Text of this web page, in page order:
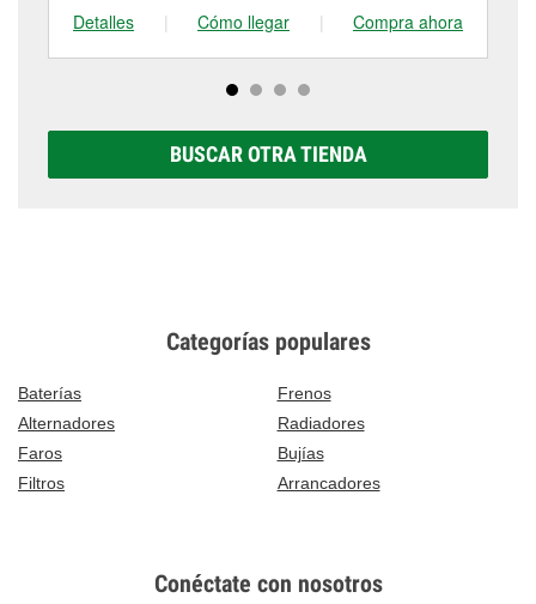
Detalles
| Cómo llegar | Compra ahora
BUSCAR OTRA TIENDA
Categorías populares
Baterías
Frenos
Alternadores
Radiadores
Faros
Bujías
Filtros
Arrancadores
Conéctate con nosotros